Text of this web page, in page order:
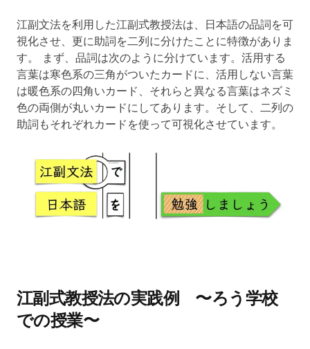
江副文法を利用した江副式教授法は、日本語の品詞を可
視化させ、更に助詞を二列に分けたことに特徴がありま
す。 まず、品詞は次のように分けています。活用する
言葉は寒色系の三角がついたカードに、活用しない言葉
は暖色系の四角いカード、それらと異なる言葉はネズミ
色の両側が丸いカードにしてあります。そして、二列の
助詞もそれぞれカードを使って可視化させています。
江副式教授法の実践例 〜ろう学校
での授業〜